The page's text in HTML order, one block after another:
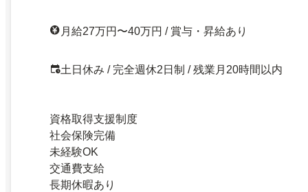
月給27万円〜40万円 / 賞与・昇給あり
土日休み / 完全週休2日制 / 残業月20時間以内
資格取得支援制度
社会保険完備
未経験OK
交通費支給
長期休暇あり